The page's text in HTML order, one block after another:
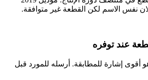
عند توفره
أقوى إشارة للمطابقة. أرسله للمورد قبل